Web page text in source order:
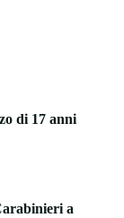
di 17 anni
a